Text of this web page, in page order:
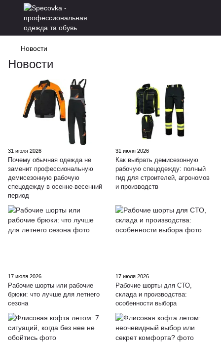
Новости
Новости
31 июля 2026
Почему обычная одежда не
заменит профессиональную
демисезонную рабочую
спецодежду в осенне-весенний
период
31 июля 2026
Как выбрать демисезонную
рабочую спецодежду: полный
гид для строителей, агрономов
и производств
17 июля 2026
Рабочие шорты или рабочие
брюки: что лучше для летнего
сезона
17 июля 2026
Рабочие шорты для СТО,
склада и производства:
особенности выбора